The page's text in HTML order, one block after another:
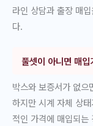
라인 상담과 출장 매
다.
풀셋이 아니면 매
박스와 보증서가 없
하지만 시계 자체 상
적인 가격에 매입되는